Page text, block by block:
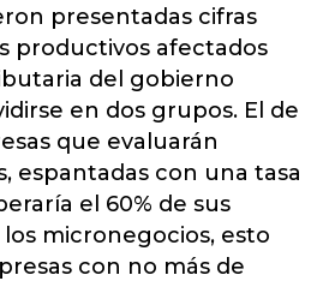
presentadas cifras
productivos afectados
del gobierno
en dos grupos. El de
que evaluarán
espantadas con una tasa
el 60% de sus
los micronegocios, esto
con no más de